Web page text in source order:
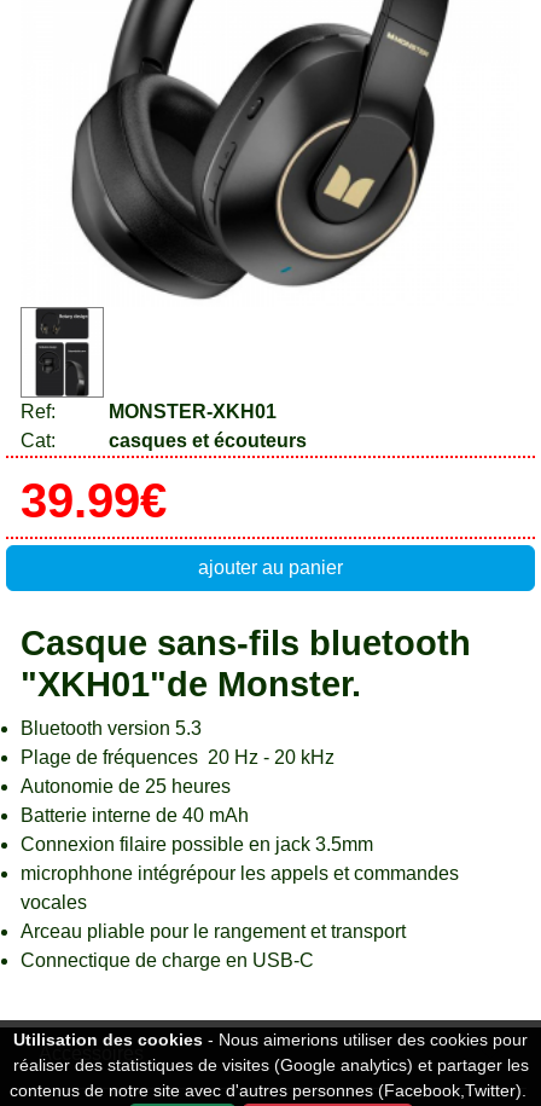
Ref:
MONSTER-XKH01
Cat:
casques et écouteurs
39.99€
ajouter au panier
Casque sans-fils bluetooth
"XKH01"de Monster.
Bluetooth version 5.3
Plage de fréquences 20 Hz - 20 kHz
Autonomie de 25 heures
Batterie interne de 40 mAh
Connexion filaire possible en jack 3.5mm
microphhone intégrépour les appels et commandes
vocales
Arceau pliable pour le rangement et transport
Connectique de charge en USB-C
Utilisation des cookies - Nous aimerions utiliser des cookies pour
réaliser des statistiques de visites (Google analytics) et partager les
contenus de notre site avec d'autres personnes (Facebook,Twitter).